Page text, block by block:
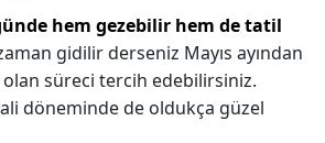
hem gezebilir hem de tatil
gidilir derseniz Mayıs ayından
süreci tercih edebilirsiniz.
döneminde de oldukça güzel